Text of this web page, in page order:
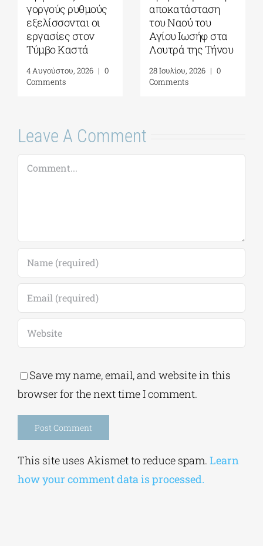
γοργούς ρυθμούς
εξελίσσονται οι
εργασίες στον
Τύμβο Καστά
4 Αυγούστου, 2026 | 0
Comments
αποκατάσταση
του Ναού του
Αγίου Ιωσήφ στα
Λουτρά της Τήνου
28 Ιουλίου, 2026 | 0
Comments
Leave A Comment
Comment
Save my name, email, and website in this
browser for the next time I comment.
This site uses Akismet to reduce spam. Learn
how your comment data is processed.